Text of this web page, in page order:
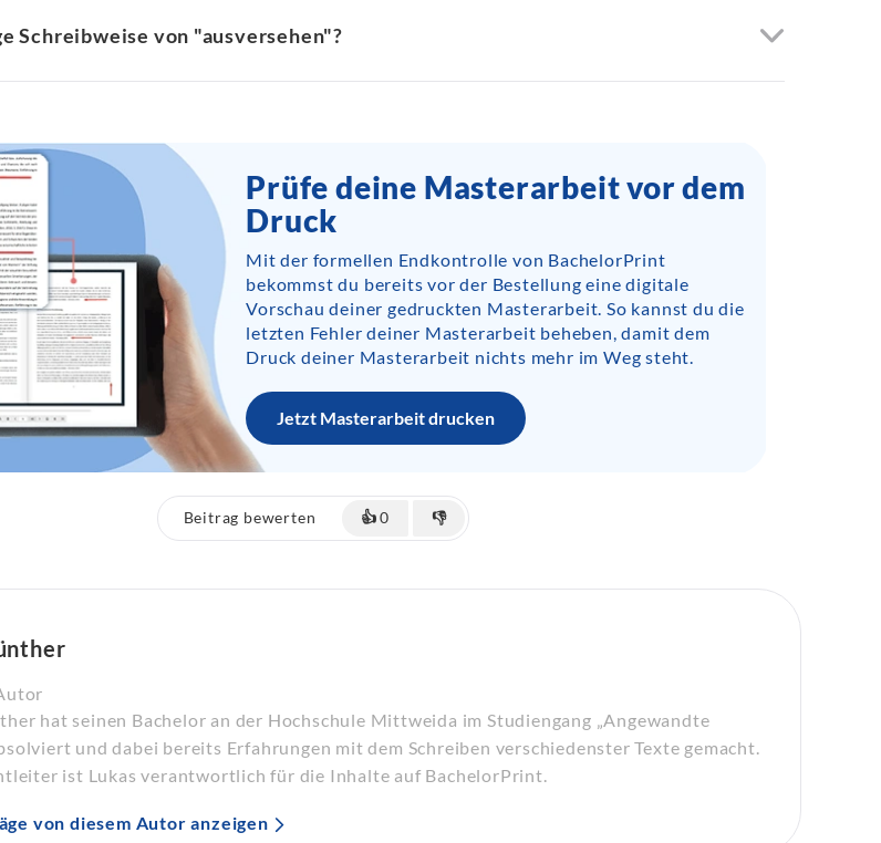
Schreibweise von "ausversehen"?
Prüfe deine Masterarbeit vor dem
Druck
Mit der formellen Endkontrolle von BachelorPrint
bekommst du bereits vor der Bestellung eine digitale
Vorschau deiner gedruckten Masterarbeit. So kannst du die
letzten Fehler deiner Masterarbeit beheben, damit dem
Druck deiner Masterarbeit nichts mehr im Weg steht.
Jetzt Masterarbeit drucken
Beitrag bewerten 👍0 👎
hat seinen Bachelor an der Hochschule Mittweida im Studiengang „Angewandte
und dabei bereits Erfahrungen mit dem Schreiben verschiedenster Texte gemacht.
ist Lukas verantwortlich für die Inhalte auf BachelorPrint.
von diesem Autor anzeigen